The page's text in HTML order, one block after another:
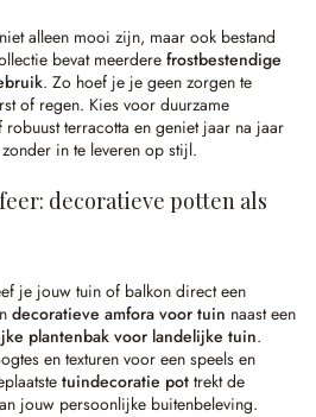
alleen mooi zijn, maar ook bestand
bevat meerdere frostbestendige
. Zo hoef je je geen zorgen te
of regen. Kies voor duurzame
terracotta en geniet jaar na jaar
in te leveren op stijl.
decoratieve potten als
je jouw tuin of balkon direct een
decoratieve amfora voor tuin naast een
plantenbak voor landelijke tuin.
en texturen voor een speels en
tuindecoratie pot trekt de
jouw persoonlijke buitenbeleving.